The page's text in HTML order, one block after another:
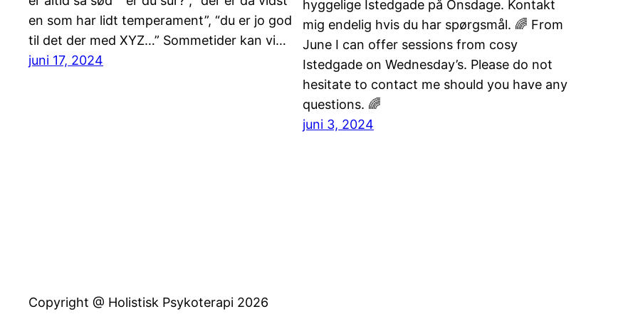
en som har lidt temperament”, “du er jo god
til det der med XYZ…” Sommetider kan vi…
juni 17, 2024
hyggelige Istedgade på Onsdage. Kontakt
mig endelig hvis du har spørgsmål. 🌈 From
June I can offer sessions from cosy
Istedgade on Wednesday’s. Please do not
hesitate to contact me should you have any
questions. 🌈
juni 3, 2024
Copyright @ Holistisk Psykoterapi 2026